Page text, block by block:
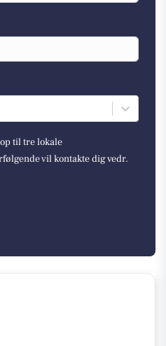
til tre lokale
vil kontakte dig vedr.